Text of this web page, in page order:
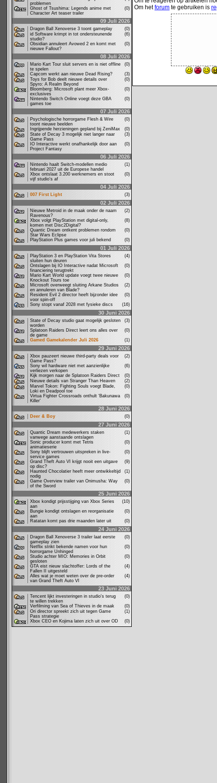
problemen
Ghost of Tsushima: Legends anime met
Character Art teaser trailer
(0)
09 Juli 2026
Dragon Ball Xenoverse 3 toont gameplay
(0)
id Software krimpt in tot ondersteunende
studio?
(6)
Obsidian annuleert Avowed 2 en komt met
nieuwe Fallout?
(0)
08 Juli 2026
Mario Kart Tour sluit servers en is niet offline
te spelen
(0)
Capcom werkt aan nieuwe Dead Rising?
(3)
Toys for Bob deelt nieuwe details over
Spyro: A Realm Beyond
(0)
Bloomberg: Microsoft plant meer Xbox-
exclusives
(0)
Nintendo Switch Online voegt deze GBA
games toe
(0)
07 Juli 2026
Psychologische horrorgame Flesh & Wire
toont nieuwe beelden
(0)
Ingrijpende herzieningen gepland bij ZeniMax
(0)
State of Decay 3 mogelijk niet langer naar
Game Pass
(3)
IO Interactive werkt onafhankelijk door aan
Project Fantasy
(0)
06 Juli 2026
Nintendo haalt Switch-modellen medio
februari 2027 uit de Europese handel
(1)
Xbox ontslaat 3.200 werknemers en stoot
vijf studio's af
(0)
04 Juli 2026
007 First Light (3)
02 Juli 2026
Nieuwe Metroid in de maak onder de naam
Ravenous?
(2)
Xbox volgt PlayStation met digital-only,
komen met Disc2Digital?
(8)
Quantic Dream ontkent problemen rondom
Star Wars Eclipse
(0)
PlayStation Plus games voor juli bekend
(0)
01 Juli 2026
PlayStation 3 en PlayStation Vita Stores
sluiten hun deuren
(4)
Ontslagen bij IO Interactive nadat Microsoft
financiering terugtrekt
(0)
Mario Kart World update voegt twee nieuwe
Knockout Tours toe
(0)
Microsoft overweegt sluiting Arkane Studios
en annuleren van Blade?
(2)
Resident Evil 2 director heeft bijzonder idee
voor spin-off
(0)
Sony stopt vanaf 2028 met fysieke discs
(16)
30 Juni 2026
State of Decay studio gaat mogelijk gesloten
worden
(3)
Splatoon Raiders Direct leert ons alles over
de game
(0)
Gamed Gamekalender Juli 2026
(1)
29 Juni 2026
Xbox pauzeert nieuwe third-party deals voor
Game Pass?
(2)
Sony wil hardware niet met aanzienlijke
verliezen verkopen
(6)
Kijk morgen naar de Splatoon Raiders Direct
(0)
Nieuwe details van Stranger Than Heaven
(2)
Marvel Tokon: Fighting Souls voegt Blade,
Loki en Deadpool toe
(0)
Virtua Fighter Crossroads onthult ‘Bakunawa
Killer’
(0)
28 Juni 2026
Deer & Boy (0)
27 Juni 2026
Quantic Dream medewerkers staken
vanwege aanstaande ontslagen
(1)
Sonic producer komt met Tetris
animatieserie
(0)
Sony blijft vertrouwen uitspreken in live-
service games
(0)
Grand Theft Auto VI krijgt nooit een uitgave
op disc?
(9)
Haunted Chocolatier heeft meer ontwikkeltijd
nodig
(1)
Game Overview trailer van Onimusha: Way
of the Sword
(0)
25 Juni 2026
Xbox kondigt prijsstijging van Xbox Series
aan
(10)
Bungie kondigt ontslagen en reorganisatie
aan
(0)
Ratatan komt pas drie maanden later uit
(0)
24 Juni 2026
Dragon Ball Xenoverse 3 trailer laat eerste
gameplay zien
(0)
Netflix strikt bekende namen voor hun
horrorgame Unhinged
(0)
Studio achter MIO: Memories in Orbit
gesloten
(0)
GTA eist nieuw slachtoffer: Lords of the
Fallen II uitgesteld
(4)
Alles wat je moet weten over de pre-order
van Grand Theft Auto VI
(4)
23 Juni 2026
Tencent lijkt investeringen in studio's terug
te willen trekken
(0)
Verfilming van Sea of Thieves in de maak
(0)
Ori director spreekt zich uit tegen Game
Pass strategie
(1)
Xbox CEO en Kojima laten zich uit over OD
(0)
Om hetforum te gebruiken is